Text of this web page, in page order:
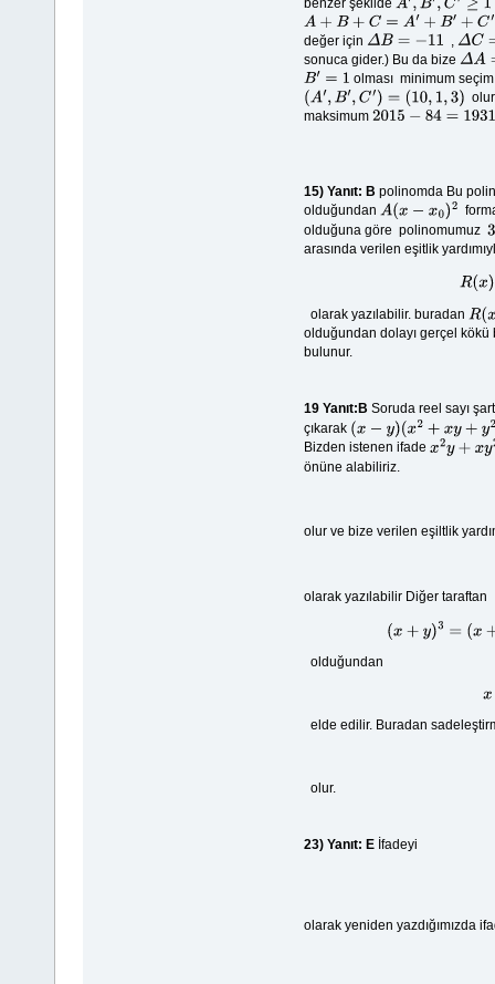
benzer şekilde A′,B ′,C′ ≥ 1
A+ B+ C=A′ +B +C ′
değer için ΔB=−11 , ΔC= 2
sonuca gider.) Bu da bize ΔA=9
B′= 1
olması minimum
(A′,B′ ,C′)=(10, 1,3 )
maksimum 2015−84=1931
15) Yanıt: B polinomda Bu
olduğundan A(x−x0) 2
olduğuna göre polinomumuz 3
arasında verilen eşitlik
olarak yazılabilir. buradan R(x)
olduğundan dolayı gerçel
bulunur.
19 Yanıt:B Soruda reel sayı
çıkarak (x− y)( x2+xy+ y2 )=(x −y )
Bizden istenen ifade x2y+ xy 2
önüne alabiliriz.
olur ve bize verilen eşiltlik
olarak yazılabilir Diğer taraftan
(
olduğundan
elde edilir. Buradan
olur.
23) Yanıt: Eİfadeyi
olarak yeniden yazdığımızda